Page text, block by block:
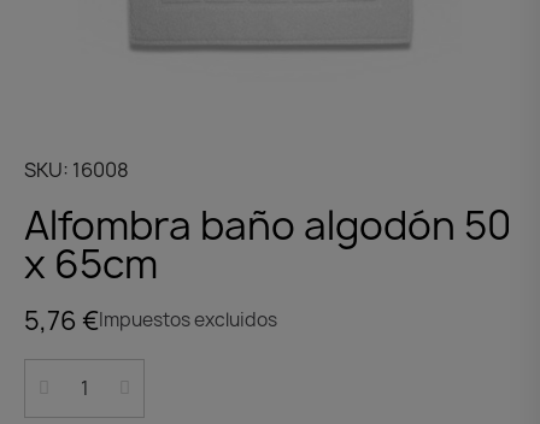
SKU 16008
Alfombra baño algodón 50
x 65cm
5,76 €Impuestos excluidos